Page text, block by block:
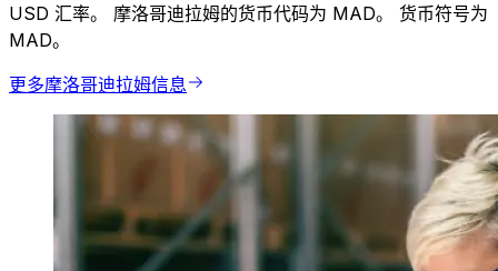
USD 汇率。 摩洛哥迪拉姆的货币代码为 MAD。 货币符号为
MAD。
更多摩洛哥迪拉姆信息